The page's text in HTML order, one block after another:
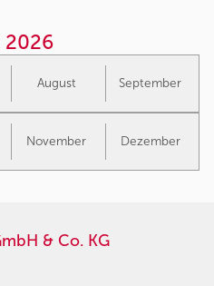
2026
August September
November Dezember
& Co. KG